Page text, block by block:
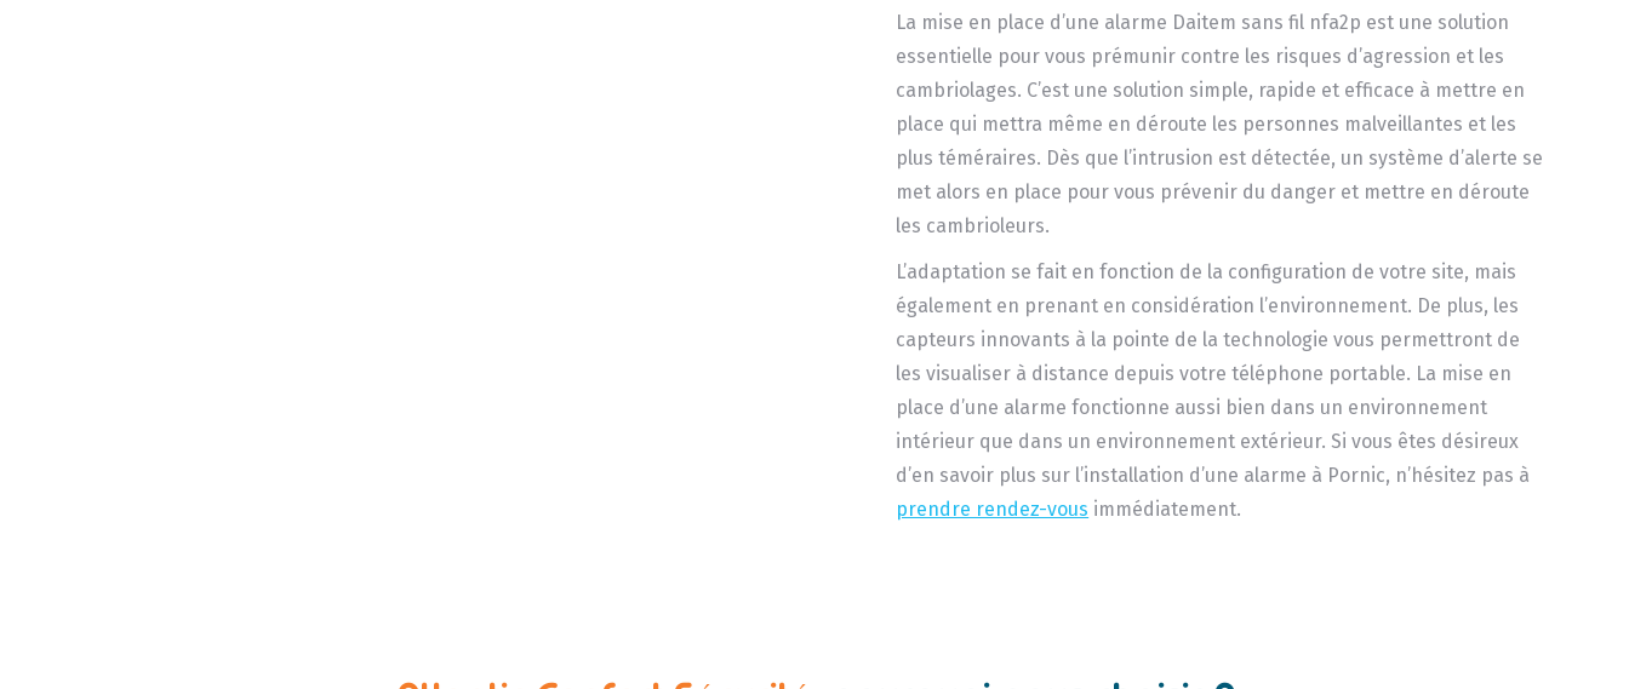
La mise en place d’une alarme Daitem sans fil nfa2p est une solution
essentielle pour vous prémunir contre les risques d’agression et les
cambriolages. C’est une solution simple, rapide et efficace à mettre en
place qui mettra même en déroute les personnes malveillantes et les
plus téméraires. Dès que l’intrusion est détectée, un système d’alerte se
met alors en place pour vous prévenir du danger et mettre en déroute
les cambrioleurs.
L’adaptation se fait en fonction de la configuration de votre site, mais
également en prenant en considération l’environnement. De plus, les
capteurs innovants à la pointe de la technologie vous permettront de
les visualiser à distance depuis votre téléphone portable. La mise en
place d’une alarme fonctionne aussi bien dans un environnement
intérieur que dans un environnement extérieur. Si vous êtes désireux
d’en savoir plus sur l’installation d’une alarme à Pornic, n’hésitez pas à
prendre rendez-vous immédiatement.